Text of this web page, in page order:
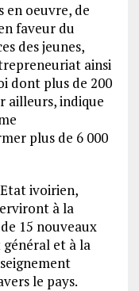
en oeuvre, de
faveur du
des jeunes,
ainsi
dont plus de 200
ailleurs, indique
plus de 6 000
ivoirien,
à la
15 nouveaux
général et à la
le pays.